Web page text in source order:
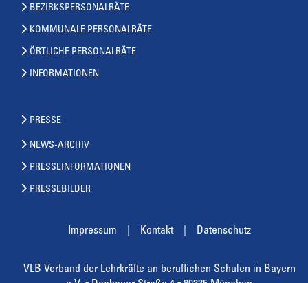
BEZIRKSPERSONALRÄTE
KOMMUNALE PERSONALRÄTE
ÖRTLICHE PERSONALRÄTE
INFORMATIONEN
PRESSE
NEWS-ARCHIV
PRESSEINFORMATIONEN
PRESSEBILDER
Impressum Kontakt Datenschutz
VLB Verband der Lehrkräfte an beruflichen Schulen in Bayern